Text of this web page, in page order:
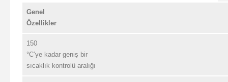
Genel
Özellikler
150
°C’ye kadar geniş bir
sıcaklık kontrolü aralığı